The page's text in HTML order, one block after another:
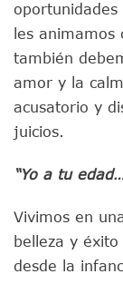
les animamos
también
amor y la
acusatorio y
juicios.
“Yo a tu
Vivimos en
belleza y
desde la